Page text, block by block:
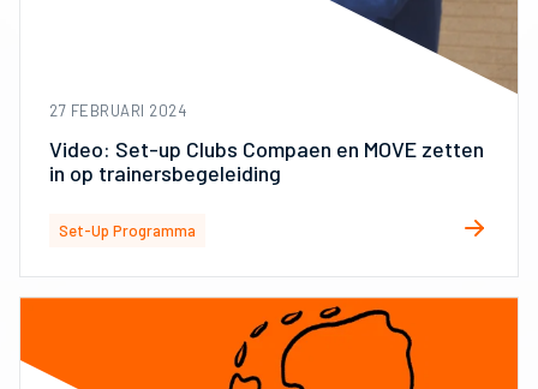
27 FEBRUARI 2024
Video: Set-up Clubs Compaen en MOVE zetten
in op trainersbegeleiding
Set-Up Programma